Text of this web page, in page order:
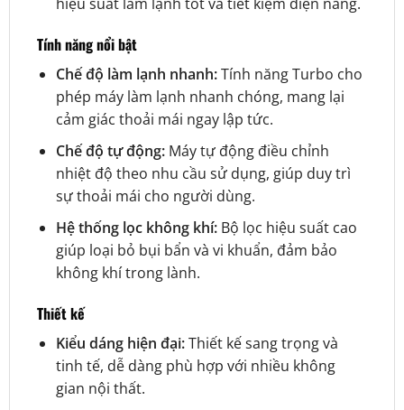
Tính năng nổi bật
Chế độ làm lạnh nhanh:Tính năng Turbo cho
phép máy làm lạnh nhanh chóng, mang lại
cảm giác thoải mái ngay lập tức.
Chế độ tự động:Máy tự động điều chỉnh
nhiệt độ theo nhu cầu sử dụng, giúp duy trì
sự thoải mái cho người dùng.
Hệ thống lọc không khí:Bộ lọc hiệu suất cao
giúp loại bỏ bụi bẩn và vi khuẩn, đảm bảo
không khí trong lành.
Thiết kế
Kiểu dáng hiện đại:Thiết kế sang trọng và
tinh tế, dễ dàng phù hợp với nhiều không
gian nội thất.